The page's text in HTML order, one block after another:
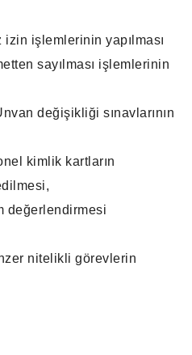
işlemlerinin yapılması
sayılması işlemlerinin
değişikliği sınavlarının
kimlik kartların
değerlendirmesi
nitelikli görevlerin